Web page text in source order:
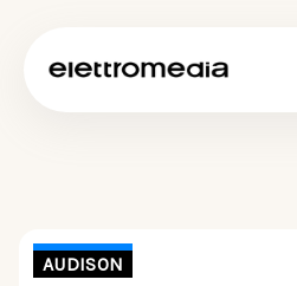
AUDISON